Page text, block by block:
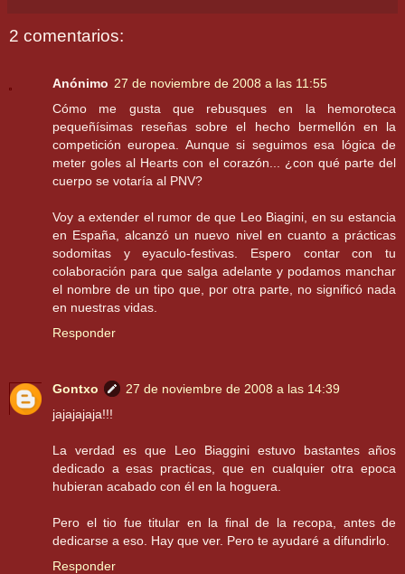
2 comentarios:
Anónimo 27 de noviembre de 2008 a las 11:55
Cómo me gusta que rebusques en la hemoroteca
pequeñísimas reseñas sobre el hecho bermellón en la
competición europea. Aunque si seguimos esa lógica de
meter goles al Hearts con el corazón... ¿con qué parte del
cuerpo se votaría al PNV?
Voy a extender el rumor de que Leo Biagini, en su estancia
en España, alcanzó un nuevo nivel en cuanto a prácticas
sodomitas y eyaculo-festivas. Espero contar con tu
colaboración para que salga adelante y podamos manchar
el nombre de un tipo que, por otra parte, no significó nada
en nuestras vidas.
Responder
Gontxo
27 de noviembre de 2008 a las 14:39
jajajajaja!!!
La verdad es que Leo Biaggini estuvo bastantes años
dedicado a esas practicas, que en cualquier otra epoca
hubieran acabado con él en la hoguera.
Pero el tio fue titular en la final de la recopa, antes de
dedicarse a eso. Hay que ver. Pero te ayudaré a difundirlo.
Responder